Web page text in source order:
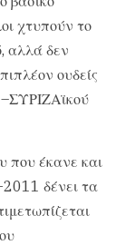
χτυπούν το
αλλά δεν
ουδείς
–ΣΥΡΙΖΑϊκού
που έκανε και
2011 δένει τα